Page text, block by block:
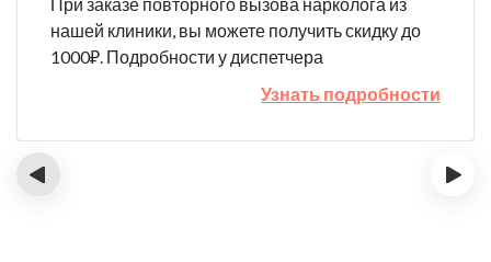
нашей клиники, вы можете получить скидку до
1000₽. Подробности у диспетчера
Узнать подробности
‹ ›